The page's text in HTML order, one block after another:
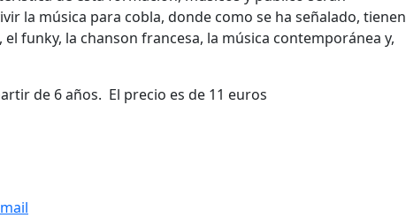
la música para cobla, donde como se ha señalado, tienen
funky, la chanson francesa, la música contemporánea y,
de 6 años. El precio es de 11 euros